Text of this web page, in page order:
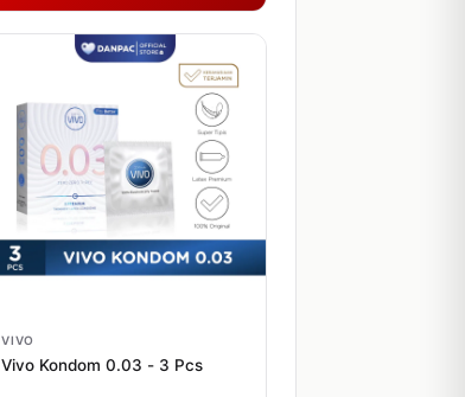
VIVO
Vivo Kondom 0.03 - 3 Pcs